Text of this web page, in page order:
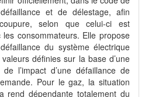
et de délestage, afin
selon que celui-ci est
consommateurs. Elle propose
du système électrique
définies sur la base d’une
l’impact d’une défaillance de
Pour le gaz, la situation
rend dépendante totalement du